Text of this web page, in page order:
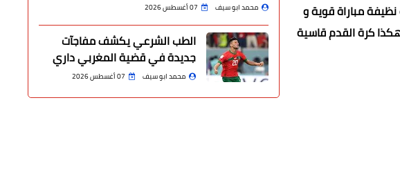
مباراة قوية و
كرة القدم قاسية
محمد ابو سيف 07 أغسطس 2026
الطب الشرعي يكشف مفاجآت
جديدة في قضية المغربي داري
محمد ابو سيف 07 أغسطس 2026